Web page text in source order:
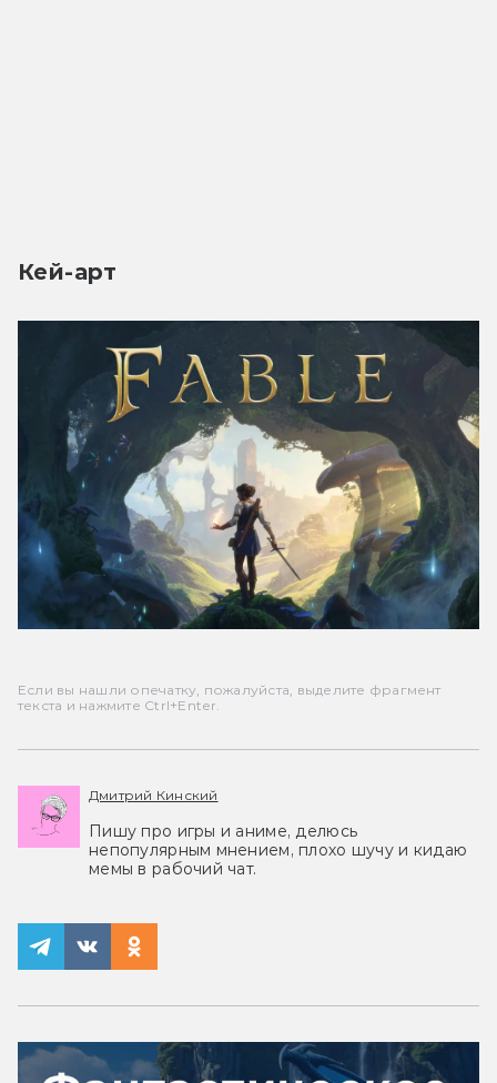
Кей-арт
Если вы нашли опечатку, пожалуйста, выделите фрагмент
текста и нажмите Ctrl+Enter.
Дмитрий Кинский
Пишу про игры и аниме, делюсь
непопулярным мнением, плохо шучу и кидаю
мемы в рабочий чат.